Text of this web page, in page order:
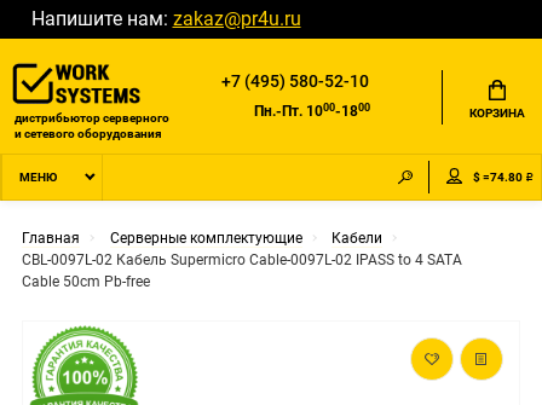
Напишите нам: zakaz@pr4u.ru
дистрибьютор серверного
и сетевого оборудования
+7 (495) 580-52-10
Пн.-Пт. 1000-1800 КОРЗИНА
МЕНЮ $ =74.80 ₽
Главная Серверные комплектующие
Кабели
CBL-0097L-02 Кабель Supermicro Cable-0097L-02 IPASS to 4 SATA
Cable 50cm Pb-free